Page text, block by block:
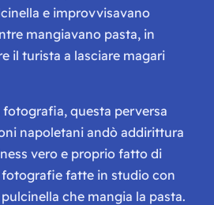
e improvvisavano
mangiavano pasta, in
il turista a lasciare magari
fotografia, questa perversa
napoletani andò addirittura
vero e proprio fatto di
fatte in studio con
che mangia la pasta.